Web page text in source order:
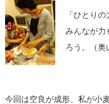
「ひとり
みんなが力
ろう。（奥
今回は空良が成形、私が小